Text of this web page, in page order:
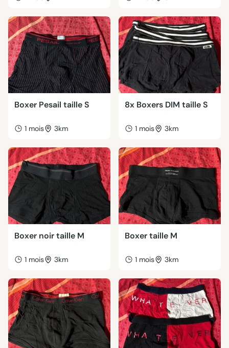
Boxer Pesail taille S
1 mois 3km
8x Boxers DIM taille S
1 mois 3km
Boxer noir taille M
1 mois 3km
Boxer taille M
1 mois 3km